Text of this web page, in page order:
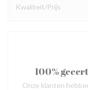
Kwaliteit/Prijs
100%
Onze klanten